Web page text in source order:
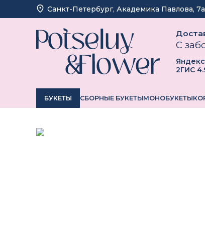
Санкт-Петербург, ​Академика Павлова, 7а
С
Яндекс
2ГИС
БУКЕТЫ СБОРНЫЕ БУКЕТЫМОНОБУКЕТЫ